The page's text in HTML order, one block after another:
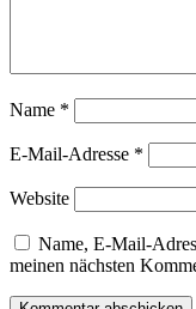
Name *
E-Mail-Adresse *
Website
Name, E-Mail-
meinen nächsten